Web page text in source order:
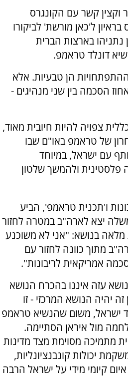
וקצין קשר עם הקונגרס
ל'כאן מורשת' לביקורו
בארצות הברית
דונלד טראמפ.
הן טבעיות. אלא
הסכמה בין שני מנהיגים -
צפויה להיות חיובית מאוד,
של טראמפ באו"ם שבו
עם ישראל, במיוחד
ולהמשך שלטון
ו'תכנית טראמפ', הביע
יצא לארה"ב במטרה לחזור
מלאה בנושא: "אני לא משוכנע
מתוך כוונה לחזור עם
אמריקאית לריבונות".
עזה איננו בהכרח הנושא
יהיה הנושא המרכזי - זו
ישראל, משום שהנשיא טראמפ
מול איראן הסתיימה.
מתמיכה מסוימת מצד מדינות
יכולות קונבנציונליות,
איום קיומי מידי על ישראל הרבה